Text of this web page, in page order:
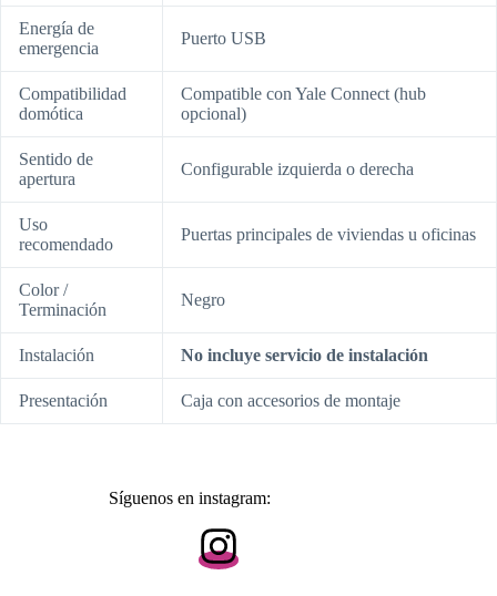
Energía de
emergencia
Puerto USB
Compatibilidad
domótica
Compatible con Yale Connect (hub
opcional)
Sentido de
apertura
Configurable izquierda o derecha
Uso
recomendado
Puertas principales de viviendas u oficinas
Color /
Terminación
Negro
Instalación No incluye servicio de instalación
Presentación Caja con accesorios de montaje
Síguenos en instagram: